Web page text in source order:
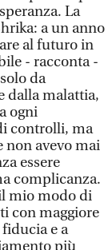
La
a un anno
al futuro in
- racconta -
da
dalla malattia,
ogni
controlli, ma
non avevo mai
essere
complicanza.
mio modo di
con maggiore
e a
più